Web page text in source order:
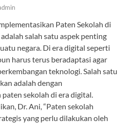
Paten Sekolah di
salah satu aspek penting
negara. Di era digital seperti
harus terus beradaptasi agar
teknologi. Salah satu
adalah dengan
sekolah di era digital.
Dr. Ani, “Paten sekolah
yang perlu dilakukan oleh